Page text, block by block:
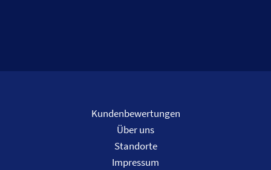
Kundenbewertungen
Über uns
Standorte
Impressum